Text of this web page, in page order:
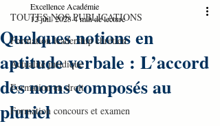
TOUTES NOS PUBLICATIONS
Formation leadership chrétien
Actualité juridique
Formation en droit
Formation concours et examen
Quelques notions en
aptitude verbale : L’accord
des noms composés au
pluriel
Excellence Académie
12 juil. 2023 4 min de lecture